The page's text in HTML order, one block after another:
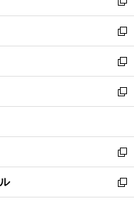
開
く
ウ
で
開
く
ン
ド
ウ
で
開
く
い
ウ
ィ
ン
ド
ウ
で
開
新
し
い
ウ
ィ
ン
ド
ウ
開
く
新
し
い
ウ
ィ
ン
ウ
で
開
く
新
し
い
ウ
ン
ド
ウ
で
開
新
し
ウ
ィ
ン
ド
ウ
新
し
い
新